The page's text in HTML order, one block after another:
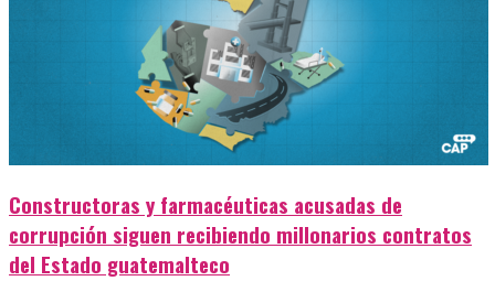
Constructoras y farmacéuticas acusadas de
corrupción siguen recibiendo millonarios contratos
del Estado guatemalteco